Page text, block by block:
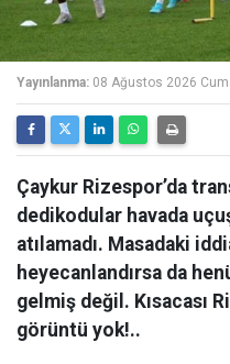
Yayınlanma: 08 Ağustos 2026
Çaykur Rizespor’da
dedikodular havada
atılamadı. Masadaki
heyecanlandırsa da
gelmiş değil. Kısacası
görüntü yok!..